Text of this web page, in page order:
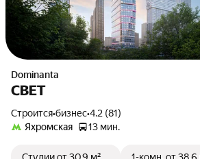
Dominanta
СВЕТ
Строится•бизнес•4.2 (81)
Яхромская
13 мин.